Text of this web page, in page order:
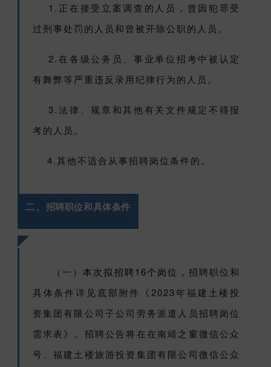
1.正在接受立案调查的人员，曾因犯罪受
过刑事处罚的人员和曾被开除公职的人员。
2.在各级公务员、事业单位招考中被认定
有舞弊等严重违反录用纪律行为的人员。
3.法律、规章和其他有关文件规定不得报
考的人员。
4.其他不适合从事招聘岗位条件的。
二、 招聘职位和具体条件
（一）本次拟招聘16个岗位， 招聘职位和
具体条件详见底部附件《2023年福建土楼投
资集团有限公司子公司劳务派遣人员招聘岗位
需求表》。招聘公告将在在南靖之窗微信公众
号、福建土楼旅游投资集团有限公司微信公众